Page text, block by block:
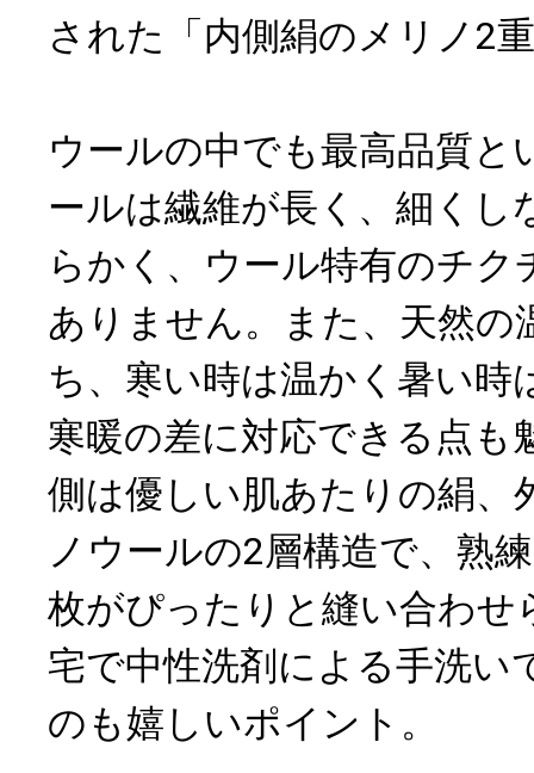
された「内側絹のメリノ2
ウールの中でも最高品質と
ールは繊維が長く、細くし
らかく、ウール特有のチ
ありません。また、天然の
ち、寒い時は温かく暑い時
寒暖の差に対応できる点も
側は優しい肌あたりの絹、
ノウールの2層構造で、熟
枚がぴったりと縫い合わせ
宅で中性洗剤による手洗い
のも嬉しいポイント。